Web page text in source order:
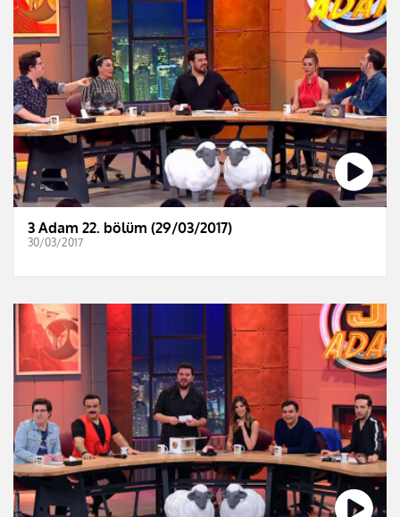
3 Adam 22. bölüm (29/03/2017)
30/03/2017